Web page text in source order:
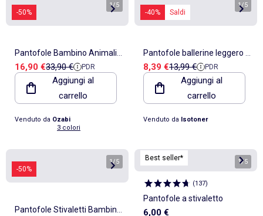
-50%
1/5
Pantofole Bambino Animali
3D Ultra Morbide MD9758
Prezzo di vendita
16,90 €Prezzo di riferimento
33,90 € PDR
Aggiungi al
carrello
Venduto da Ozabi
3 colori
-40% Saldi
1/5
Pantofole ballerine leggero e
confortevole, facile da
bambina Isotoner
Prezzo di vendita
8,39 €Prezzo di riferimento
13,99 € PDR
Aggiungi al
carrello
Venduto da Isotoner
-50%
1/5
Pantofole Stivaletti Bambina
Best seller* 1/5
(137)
Pantofole a stivaletto
6,00 €